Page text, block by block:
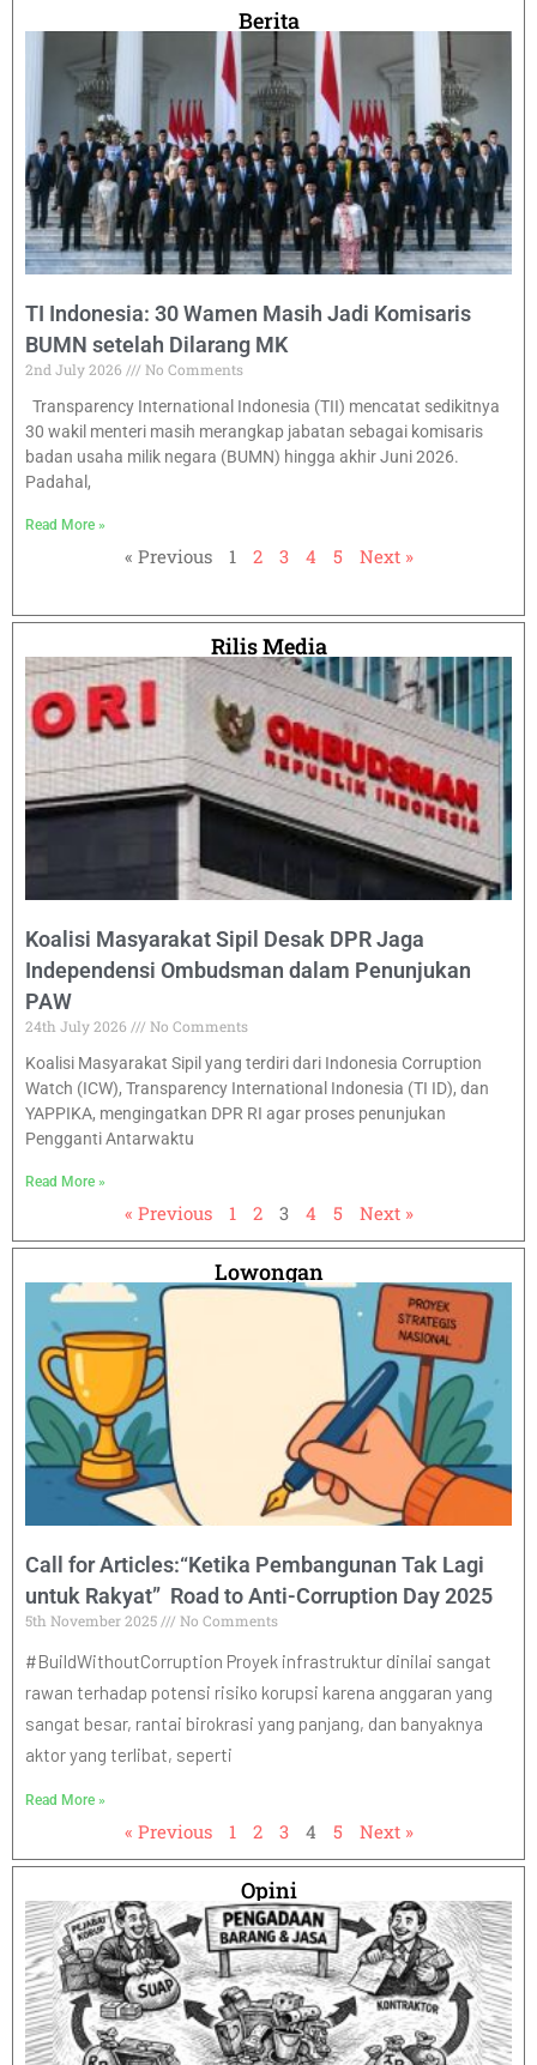
Berita
TI Indonesia: 30 Wamen Masih Jadi Komisaris
BUMN setelah Dilarang MK
2nd July 2026
No Comments
Transparency International Indonesia (TII) mencatat sedikitnya
30 wakil menteri masih merangkap jabatan sebagai komisaris
badan usaha milik negara (BUMN) hingga akhir Juni 2026.
Padahal,
Read More »
« Previous 1 2 3 4 5 Next »
Rilis Media
Koalisi Masyarakat Sipil Desak DPR Jaga
Independensi Ombudsman dalam Penunjukan
PAW
24th July 2026
No Comments
Koalisi Masyarakat Sipil yang terdiri dari Indonesia Corruption
Watch (ICW), Transparency International Indonesia (TI ID), dan
YAPPIKA, mengingatkan DPR RI agar proses penunjukan
Pengganti Antarwaktu
Read More »
« Previous 1 2 3 4 5 Next »
Lowongan
Call for Articles:“Ketika Pembangunan Tak Lagi
untuk Rakyat” Road to Anti-Corruption Day 2025
5th November 2025 No Comments
#BuildWithoutCorruption Proyek infrastruktur dinilai sangat
rawan terhadap potensi risiko korupsi karena anggaran yang
sangat besar, rantai birokrasi yang panjang, dan banyaknya
aktor yang terlibat, seperti
Read More »
« Previous 1 2 3 4 5 Next »
Opini